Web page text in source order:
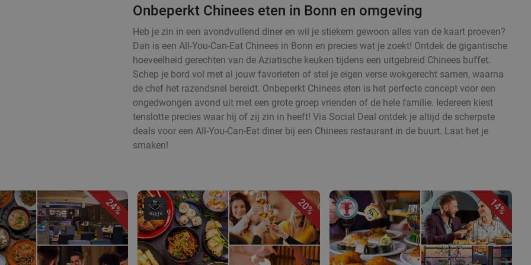
Onbeperkt Chinees eten in Bonn en omgeving
Heb je zin in een avondvullend diner en wil je stiekem gewoon alles van de kaart proeven?
Dan is een All-You-Can-Eat Chinees in Bonn en precies wat je zoekt! Ontdek de gigantische
hoeveelheid gerechten van de Aziatische keuken tijdens een uitgebreid Chinees buffet.
Schep je bord vol met al jouw favorieten of stel je eigen verse wokgerecht samen, waarna
de chef het razendsnel bereidt. Onbeperkt Chinees eten is het perfecte concept voor een
ongedwongen avond uit met een grote groep vrienden of de hele familie. Iedereen kiest
tenslotte precies waar hij of zij zin in heeft! Via Social Deal ontdek je altijd de scherpste
deals voor een All-You-Can-Eat diner bij een Chinees restaurant in de buurt. Laat het je
smaken!
24% 20% 14%